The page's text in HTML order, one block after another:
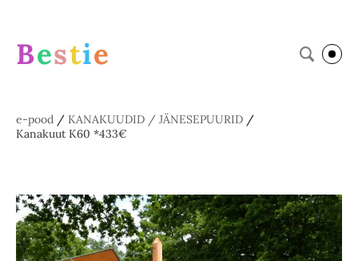
Bestie
e-pood / KANAKUUDID / JÄNESEPUURID /
Kanakuut K60 *433€